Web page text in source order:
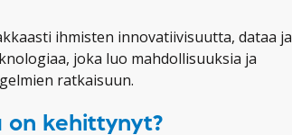
ihmisten innovatiivisuutta, dataa ja
joka luo mahdollisuuksia ja
ratkaisuun.
on kehittynyt?